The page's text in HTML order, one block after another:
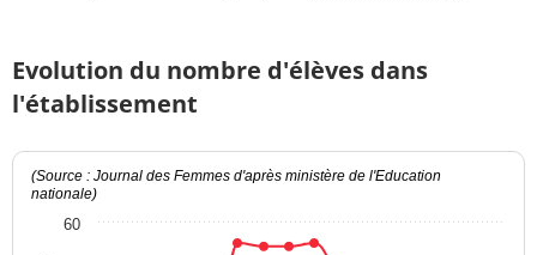
Evolution du nombre d'élèves dans
l'établissement
(Source : Journal des Femmes d'après ministère de l'Education
nationale)
60